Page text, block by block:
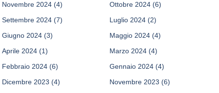
Novembre 2024 (4) Ottobre 2024 (6)
Settembre 2024 (7) Luglio 2024 (2)
Giugno 2024 (3) Maggio 2024 (4)
Aprile 2024 (1) Marzo 2024 (4)
Febbraio 2024 (6) Gennaio 2024 (4)
Dicembre 2023 (4) Novembre 2023 (6)